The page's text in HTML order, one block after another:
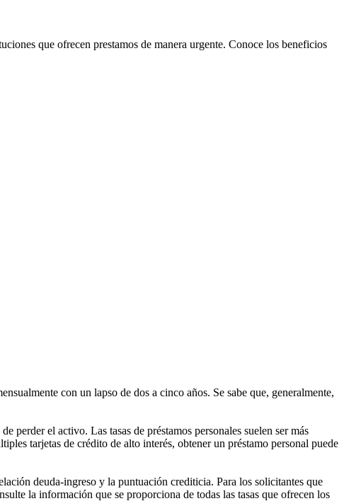
que ofrecen prestamos de manera urgente. Conoce los beneficios
con un lapso de dos a cinco años. Se sabe que, generalmente,
perder el activo. Las tasas de préstamos personales suelen ser más
tarjetas de crédito de alto interés, obtener un préstamo personal puede
deuda-ingreso y la puntuación crediticia. Para los solicitantes que
la información que se proporciona de todas las tasas que ofrecen los